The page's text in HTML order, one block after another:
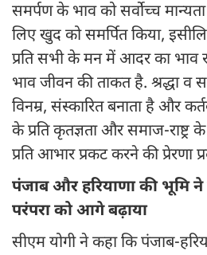
समर्पण के भाव को सर्वोच्च
लिए खुद को समर्पित किया,
प्रति सभी के मन में आदर का भाव
भाव जीवन की ताकत है. श्रद्धा व
विनम्र, संस्कारित बनाता है और
के प्रति कृतज्ञता और समाज-
प्रति आभार प्रकट करने की प्रेरणा
पंजाब और हरियाणा की भूमि ने
परंपरा को आगे बढ़ाया
सीएम योगी ने कहा कि पंजाब-